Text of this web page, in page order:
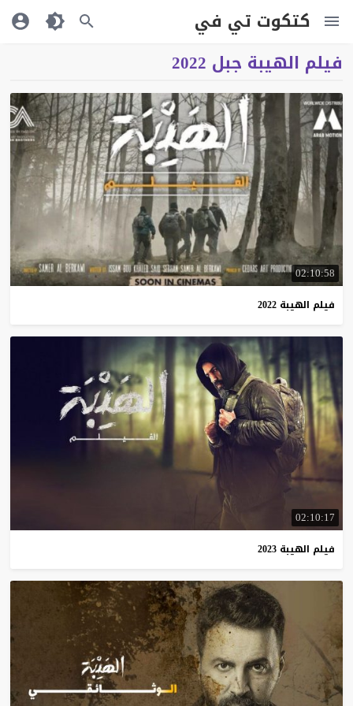
كتكوت تي في
فيلم الهيبة جبل 2022
02:10:58
فيلم الهيبة 2022
02:10:17
فيلم الهيبة 2023